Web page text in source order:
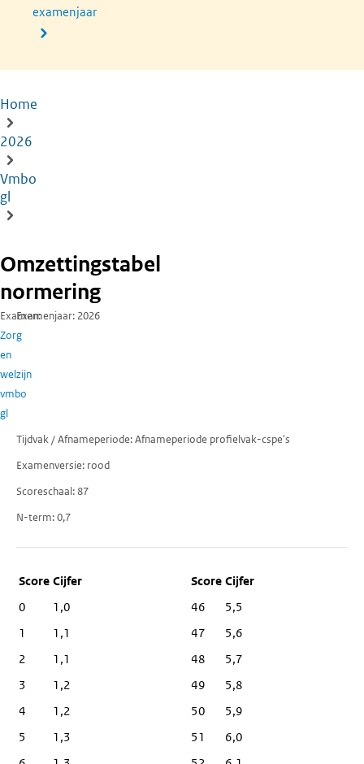
examenjaar
Kruimelpad
Home
2026
Vmbo
gl
Omzettingstabel
normering
Examen
Zorg
en
welzijn
vmbo
gl
Examenjaar 2026
Tijdvak / Afnameperiode Afnameperiode profielvak-cspe's
Examenversie rood
Scoreschaal 87
N-term 0,7
Score Cijfer
0
1,0
1
1,1
2
1,1
3
1,2
4
1,2
5
1,3
46
5,5
47
5,6
48
5,7
49
5,8
50
5,9
51
6,0